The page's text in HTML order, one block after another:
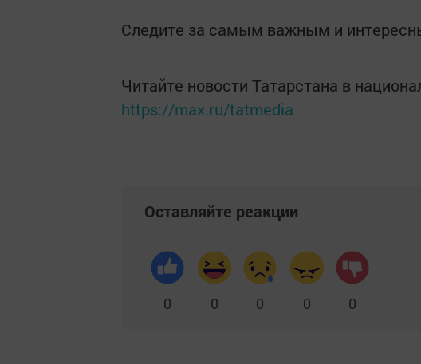
Следите за самым важным и
Читайте новости Татарстана в
https://max.ru/tatmedia
Оставляйте реакции
0 0 0 0 0